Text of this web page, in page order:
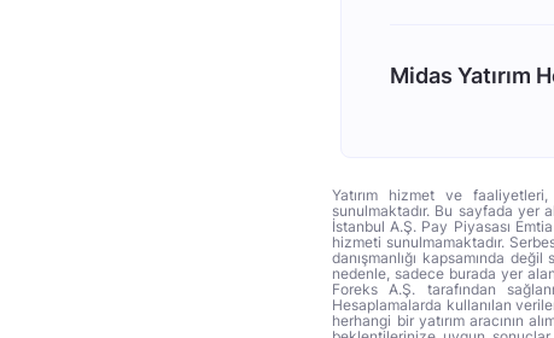
Midas Yatırım
Yatırım hizmet ve
sunulmaktadır. Bu sayfada yer
İstanbul A.Ş. Pay Piyasası
hizmeti sunulmamaktadır.
danışmanlığı kapsamında
nedenle, sadece burada yer
Foreks A.Ş. tarafından
Hesaplamalarda kullanılan
herhangi bir yatırım aracının